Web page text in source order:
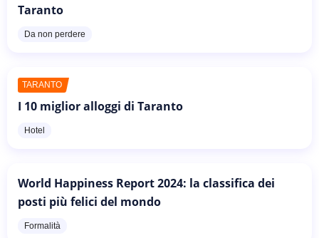
Taranto
Da non perdere
TARANTO
I 10 miglior alloggi di Taranto
Hotel
World Happiness Report 2024: la classifica dei
posti più felici del mondo
Formalità